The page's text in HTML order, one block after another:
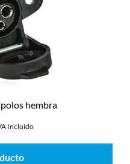
hembra
Incluído